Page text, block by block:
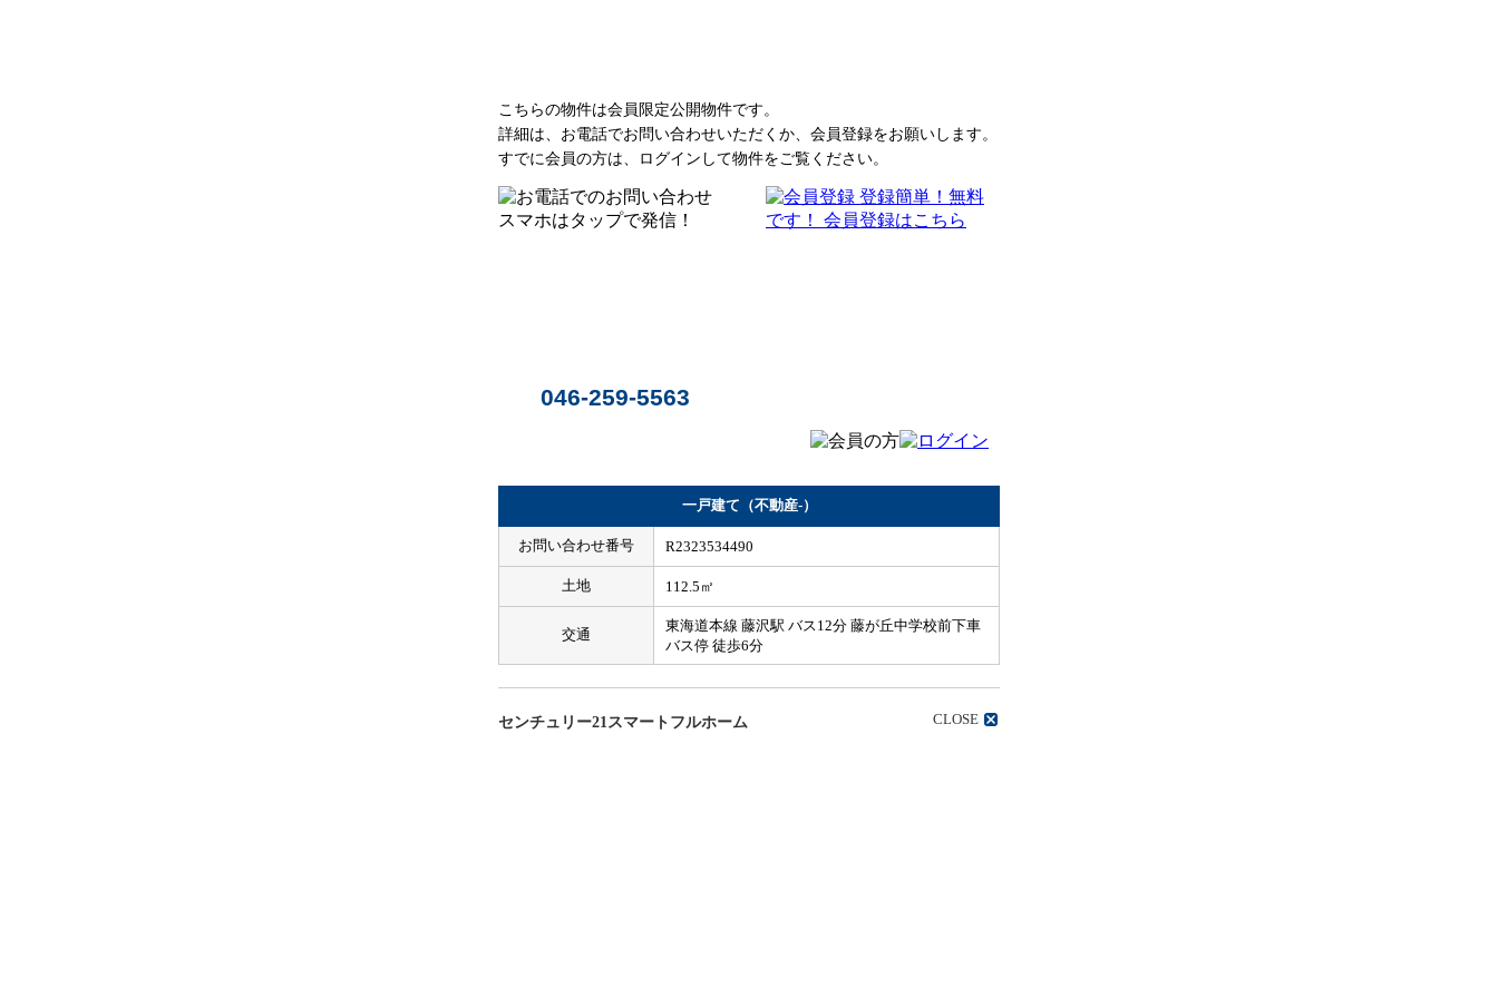
こちらの物件は会員限定公開物件です。
詳細は、お電話でお問い合わせいただくか、会員登録をお願いします。
すでに会員の方は、ログインして物件をご覧ください。
046-259-5563
一戸建て（不動産-）
お問い合わせ番号 R2323534490
土地 112.5㎡
交通
東海道本線 藤沢駅 バス12分 藤が丘中学校前下車
バス停 徒歩6分
センチュリー21スマートフルホーム CLOSE